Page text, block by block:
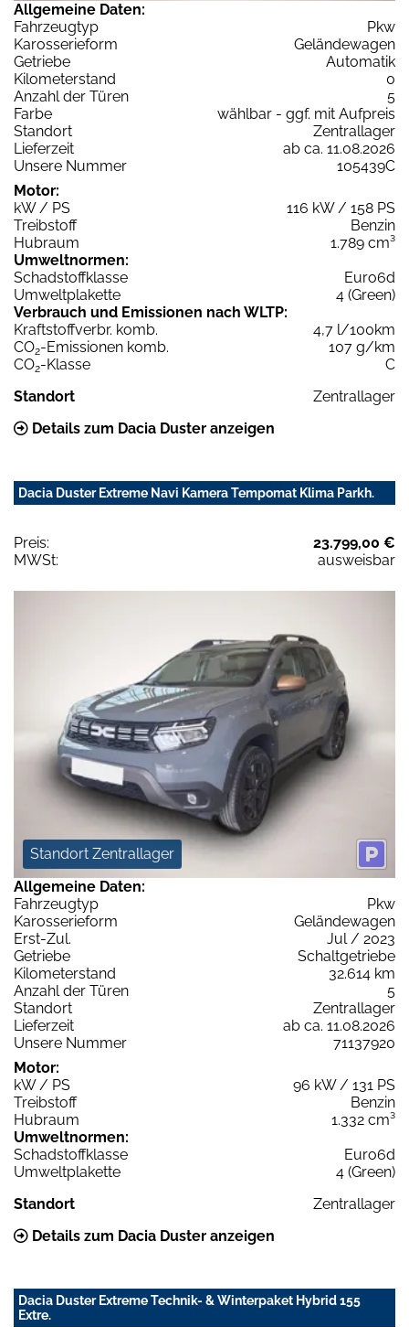
Allgemeine Daten:
Fahrzeugtyp
Pkw
Karosserieform
Geländewagen
Getriebe
Automatik
Kilometerstand
0
Anzahl der Türen
5
Farbe
wählbar - ggf. mit Aufpreis
Standort
Zentrallager
Lieferzeit
ab ca. 11.08.2026
Unsere Nummer
105439C
Motor:
kW / PS
116 kW / 158 PS
Treibstoff
Benzin
Hubraum
1.789 cm³
Umweltnormen:
Schadstoffklasse
Euro6d
Umweltplakette
4 (Green)
Verbrauch und Emissionen nach WLTP:
Kraftstoffverbr. komb.
4,7 l/100km
CO2-Emissionen komb.
107 g/km
CO2-Klasse
C
Standort
Zentrallager
Details zum Dacia Duster anzeigen
Dacia Duster Extreme Navi Kamera Tempomat Klima Parkh.
Preis:
23.799,00 €
MWSt:
ausweisbar
Standort Zentrallager
Allgemeine Daten:
Fahrzeugtyp
Pkw
Karosserieform
Geländewagen
Erst-Zul.
Jul / 2023
Getriebe
Schaltgetriebe
Kilometerstand
32.614 km
Anzahl der Türen
5
Standort
Zentrallager
Lieferzeit
ab ca. 11.08.2026
Unsere Nummer
71137920
Motor:
kW / PS
96 kW / 131 PS
Treibstoff
Benzin
Hubraum
1.332 cm³
Umweltnormen:
Schadstoffklasse
Euro6d
Umweltplakette
4 (Green)
Standort
Zentrallager
Details zum Dacia Duster anzeigen
Dacia Duster Extreme Technik- & Winterpaket Hybrid 155
Extre.